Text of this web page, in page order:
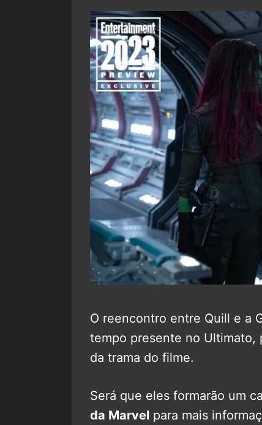
O reencontro entre Quill e a
tempo presente no Ultimato,
da trama do filme.
Será que eles formarão um
da Marvel para mais